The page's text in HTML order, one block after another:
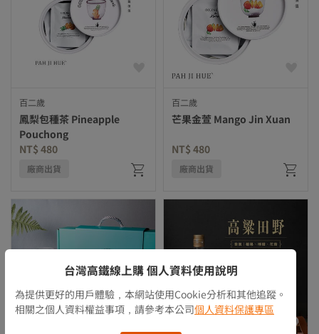
百二歲
鳳梨包種茶 Pineapple
Pouchong
NT$ 480
廠商出貨
百二歲
芒果金萱 Mango Jin Xuan
NT$ 480
廠商出貨
台灣高鐵線上購 個人資料使用說明
為提供更好的用戶體驗，本網站使用Cookie分析和其他追蹤。
相關之個人資料權益事項，請參考本公司個人資料保護專區